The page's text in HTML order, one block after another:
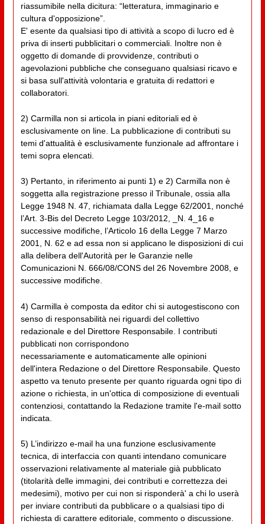
riassumibile nella dicitura: “letteratura, immaginario e
cultura d'opposizione”.
E' esente da qualsiasi tipo di attività a scopo di lucro ed è
priva di inserti pubblicitari o commerciali. Inoltre non è
oggetto di domande di provvidenze, contributi o
agevolazioni pubbliche che conseguano qualsiasi ricavo e
si basa sull'attività volontaria e gratuita di redattori e
collaboratori.
2) Carmilla non si articola in piani editoriali ed è
esclusivamente on line. La pubblicazione di contributi su
temi d'attualità è esclusivamente funzionale ad affrontare i
temi sopra elencati.
3) Pertanto, in riferimento ai punti 1) e 2) Carmilla non è
soggetta alla registrazione presso il Tribunale, ossia alla
Legge 1948 N. 47, richiamata dalla Legge 62/2001, nonché
l’Art. 3-Bis del Decreto Legge 103/2012, _N. 4_16 e
successive modifiche, l’Articolo 16 della Legge 7 Marzo
2001, N. 62 e ad essa non si applicano le disposizioni di cui
alla delibera dell'Autorità per le Garanzie nelle
Comunicazioni N. 666/08/CONS del 26 Novembre 2008, e
successive modifiche.
4) Carmilla è composta da editor chi si autogestiscono con
senso di responsabilità nei riguardi del collettivo
redazionale e del Direttore Responsabile. I contributi
pubblicati non corrispondono
necessariamente e automaticamente alle opinioni
dell'intera Redazione o del Direttore Responsabile. Questo
aspetto va tenuto presente per quanto riguarda ogni tipo di
azione o richiesta, in un'ottica di composizione di eventuali
contenziosi, contattando la Redazione tramite l'e-mail sotto
indicata.
5) L’indirizzo e-mail ha una funzione esclusivamente
tecnica, di interfaccia con quanti intendano comunicare
osservazioni relativamente al materiale già pubblicato
(titolarità delle immagini, dei contributi e correttezza dei
medesimi), motivo per cui non si risponderà' a chi lo userà
per inviare contributi da pubblicare o a qualsiasi tipo di
richiesta di carattere editoriale, commento o discussione.